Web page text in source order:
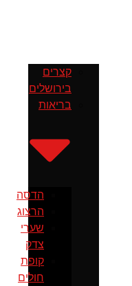
קצרים
בירושלים
בריאות
הדסה
הרצוג
שערי
צדק
קופת
חולים